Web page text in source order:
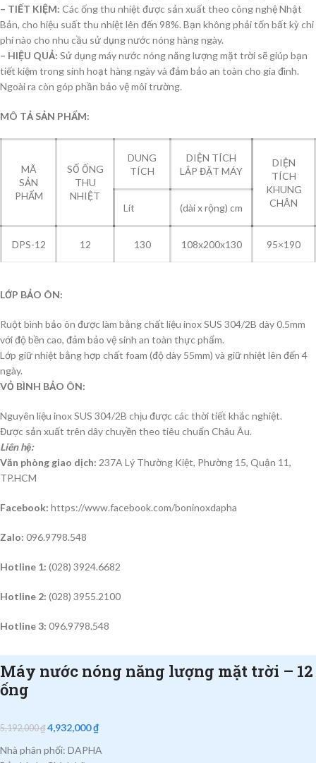
– TIẾT KIỆM: Các ống thu nhiệt được sản xuất theo công nghệ Nhật
Bản, cho hiệu suất thu nhiệt lên đến 98%. Bạn không phải tốn bất kỳ chi
phí nào cho nhu cầu sử dụng nước nóng hàng ngày.
– HIỆU QUẢ: Sử dụng máy nước nóng năng lượng mặt trời sẽ giúp bạn
tiết kiệm trong sinh hoạt hàng ngày và đảm bảo an toàn cho gia đình.
Ngoài ra còn góp phần bảo vệ môi trường.
MÔ TẢ SẢN PHẨM:
MÃ
SẢN
PHẨM
SỐ ỐNG
THU
NHIỆT
DUNG
TÍCH
DIỆN TÍCH
LẮP ĐẶT MÁY
DIỆN
TÍCH
KHUNG
CHÂN
Lít (dài x rộng) cm
DPS-12 12 130 108x200x130 95×190
LỚP BẢO ÔN:
Ruột bình bảo ôn được làm bằng chất liệu inox SUS 304/2B dày 0.5mm
với độ bền cao, đảm bảo vệ sinh an toàn thực phẩm.
Lớp giữ nhiệt bằng hợp chất foam (độ dày 55mm) và giữ nhiệt lên đến 4
ngày.
VỎ BÌNH BẢO ÔN:
Nguyên liệu inox SUS 304/2B chịu được các thời tiết khắc nghiệt.
Được sản xuất trên dây chuyền theo tiêu chuẩn Châu Âu.
Liên hệ:
Văn phòng giao dịch: 237A Lý Thường Kiệt, Phường 15, Quận 11,
TP.HCM
Facebook: https://www.facebook.com/boninoxdapha
Zalo: 096.9798.548
Hotline 1: (028) 3924.6682
Hotline 2: (028) 3955.2100
Hotline 3: 096.9798.548
Máy nước nóng năng lượng mặt trời – 12
ống
5,192,000₫ 4,932,000₫
Nhà phân phối: DAPHA